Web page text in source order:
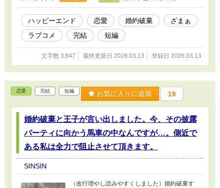
ハッピーエンド 恋愛 婚約破棄
ざまぁ
ラブコメ
完結 短編
文字数 3,847 最終更新日 2026.03.13 登録日 2026.03.13
恋愛 完結 短編 お気に入りに追加 19
婚約破棄と王子が言い出しました。今、その披露
パーティに向かう馬車の中なんですが…。側近で
ある私は全力で阻止させて頂きます。
SINSIN
（改行増やし読みやすくしました）婚約破棄す